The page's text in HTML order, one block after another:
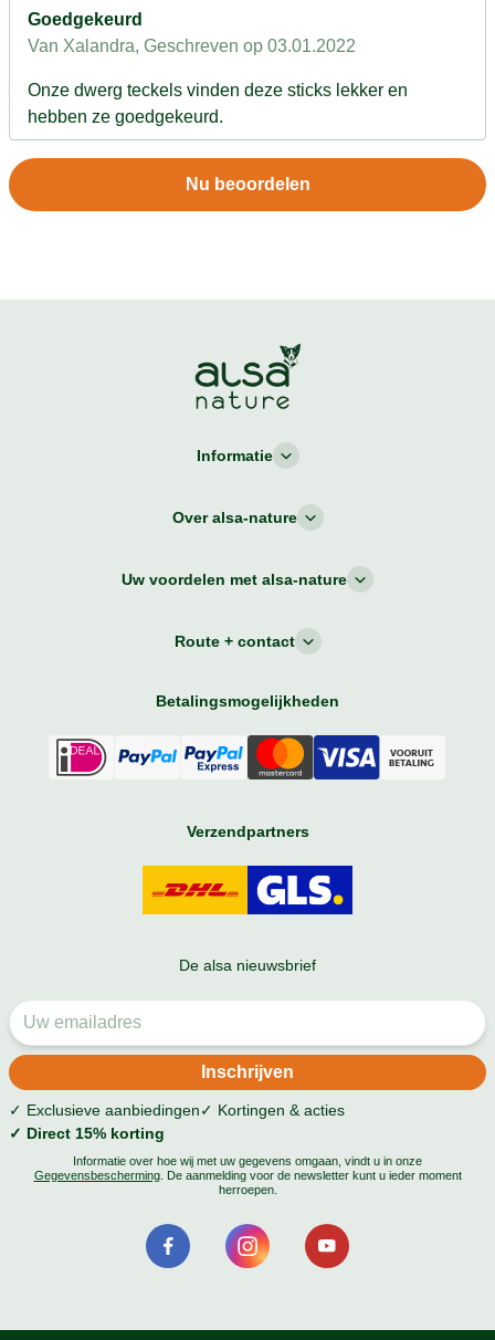
Goedgekeurd
Van Xalandra, Geschreven op 03.01.2022
Onze dwerg teckels vinden deze sticks lekker en
hebben ze goedgekeurd.
Nu beoordelen
Informatie
Over alsa-nature
Uw voordelen met alsa-nature
Route + contact
Betalingsmogelijkheden
Verzendpartners
De alsa nieuwsbrief
✓ Exclusieve aanbiedingen✓ Kortingen & acties
✓ Direct 15% korting
Informatie over hoe wij met uw gegevens omgaan, vindt u in onze
Gegevensbescherming. De aanmelding voor de newsletter kunt u ieder moment
herroepen.